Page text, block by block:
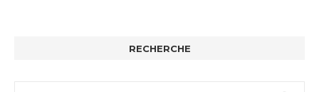
RECHERCHE